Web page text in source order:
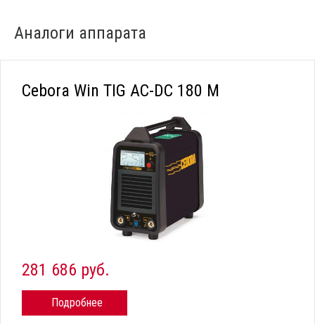
Аналоги аппарата
Cebora Win TIG AC-DC 180 M
281 686 руб.
Подробнее